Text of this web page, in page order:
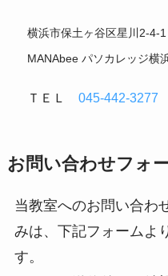
横浜市保土ヶ谷区星川2-4-
MANAbee パソカレッジ横
ＴＥＬ045-442-3277
お問い合わせフォ
当教室へのお問い合わ
みは、下記フォームよ
す。